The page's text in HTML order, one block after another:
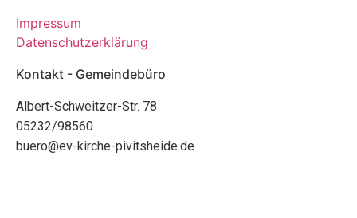
Kontakt - Gemeindebüro
Albert-Schweitzer-Str. 78
05232/98560
buero@ev-kirche-pivitsheide.de
Impressum
Datenschutzerklärung